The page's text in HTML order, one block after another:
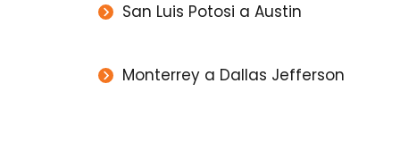
San Luis Potosi a Austin
Monterrey a Dallas Jefferson